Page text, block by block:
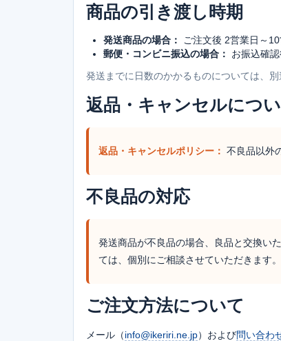
商品の引き渡し時期
発送商品の場合：
ご注文後 2営業日～
郵便・コンビニ振込の場合：
お振込確
発送までに日数のかかるものについては、別
返品・キャンセルにつ
返品・キャンセルポリシー： 不良品以外
不良品の対応
発送商品が不良品の場合、良品と交換い
ては、個別にご相談させていただきます。
ご注文方法について
メール（info@ikeriri.ne.jp）および問い合わ